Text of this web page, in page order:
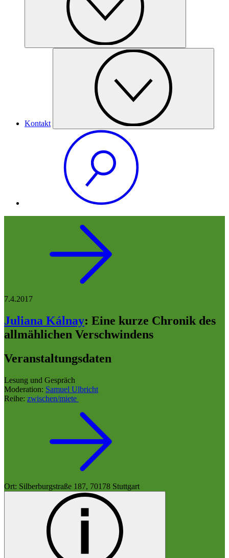
Kontakt
7.4.2017
Juliana Kálnay: Eine kurze Chronik des
allmählichen Verschwindens
Veranstaltungsdaten
Lesung und Gespräch
Moderation: Samuel Ulbricht
Reihe: zwischen/miete
Ort: Silberburgstraße 187, 70178 Stuttgart